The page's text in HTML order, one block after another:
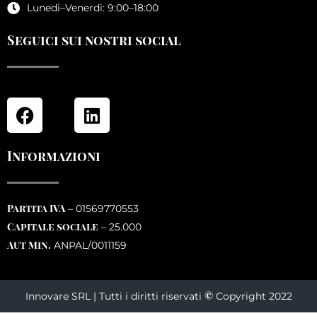
Lunedi–Venerdi: 9:00–18:00
Seguici sui nostri social
Informazioni
Partita IVA– 01569770553
Capitale sociale – 25.000
Aut Min. ANPAL/0011159
Innovare SRL | Tutti i diritti riservati ©Copyright 2022